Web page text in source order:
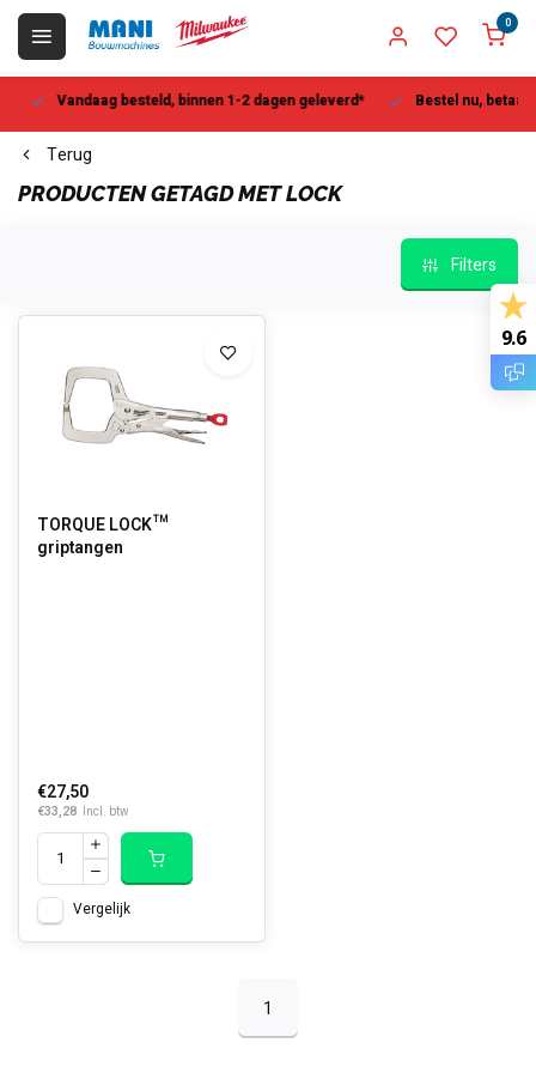
0
Vandaag besteld, binnen 1-2 dagen geleverd* Bestel nu, betaal
Terug
PRODUCTEN GETAGD MET LOCK
Filters
TORQUE LOCK™
griptangen
€27,50
€33,28 Incl. btw
Vergelijk
1
9.6